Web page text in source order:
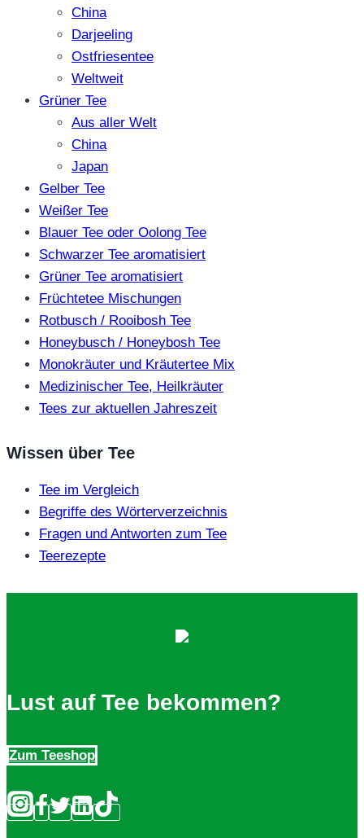
China
Darjeeling
Ostfriesentee
Weltweit
Grüner Tee
Aus aller Welt
China
Japan
Gelber Tee
Weißer Tee
Blauer Tee oder Oolong Tee
Schwarzer Tee aromatisiert
Grüner Tee aromatisiert
Früchtetee Mischungen
Rotbusch / Rooibosh Tee
Honeybusch / Honeybosh Tee
Monokräuter und Kräutertee Mix
Medizinischer Tee, Heilkräuter
Tees zur aktuellen Jahreszeit
Wissen über Tee
Tee im Vergleich
Begriffe des Wörterverzeichnis
Fragen und Antworten zum Tee
Teerezepte
Lust auf Tee bekommen?
Zum Teeshop